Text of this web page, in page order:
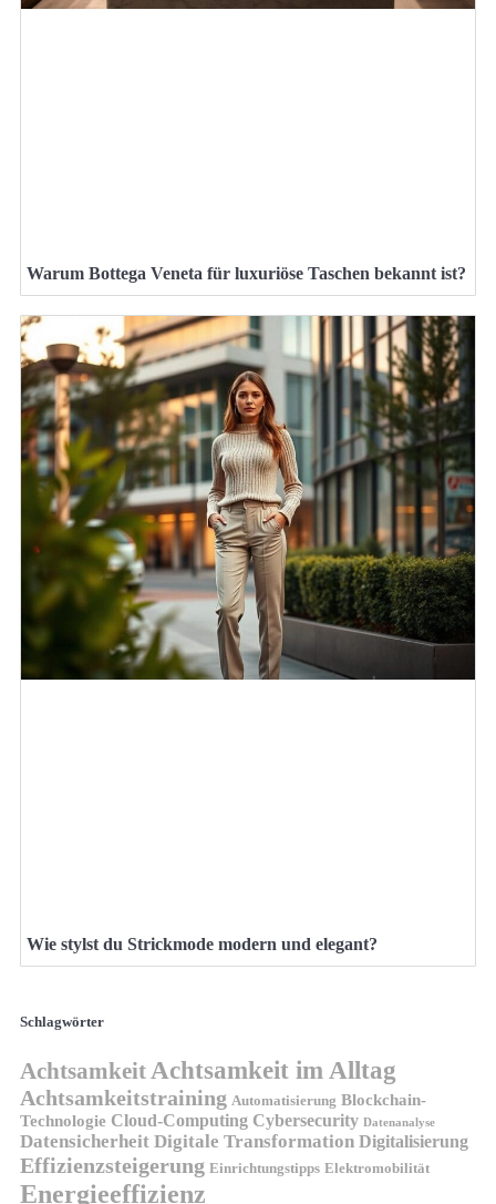
Warum Bottega Veneta für luxuriöse Taschen bekannt ist?
Wie stylst du Strickmode modern und elegant?
Schlagwörter
AchtsamkeitAchtsamkeit im Alltag
Achtsamkeitstraining Automatisierung Blockchain-
Technologie Cloud-Computing Cybersecurity Datenanalyse
Datensicherheit Digitale Transformation Digitalisierung
Effizienzsteigerung Einrichtungstipps Elektromobilität
Energieeffizienz